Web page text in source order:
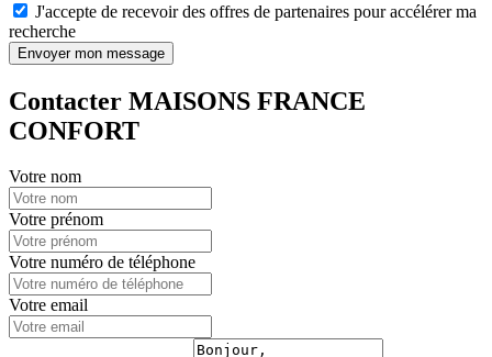
J'accepte de recevoir des offres de partenaires pour accélérer ma
recherche
Envoyer mon message
Contacter MAISONS FRANCE
CONFORT
Votre nom
Votre prénom
Votre numéro de téléphone
Votre email